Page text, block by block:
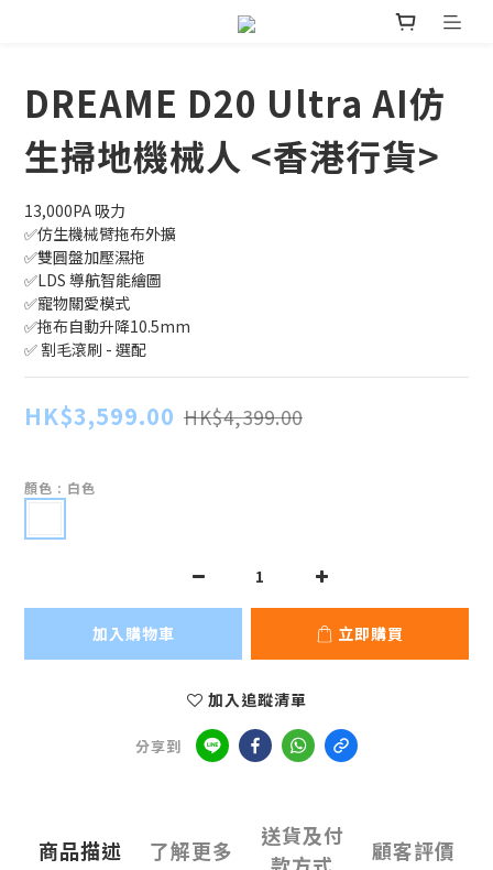
DREAME D20 Ultra AI仿
生掃地機械人 <香港行貨>
13,000PA 吸力
✅仿生機械臂拖布外擴
✅雙圓盤加壓濕拖
✅LDS 導航智能繪圖
✅寵物關愛模式
✅拖布自動升降10.5mm
✅ 割毛滾刷 - 選配
HK$3,599.00 HK$4,399.00
顏色 : 白色
加入購物車 立即購買
加入追蹤清單
分享到
商品描述 了解更多
送貨及付
顧客評價